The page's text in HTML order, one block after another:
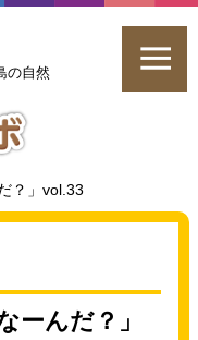
の自然
？」vol.33
ーんだ？」